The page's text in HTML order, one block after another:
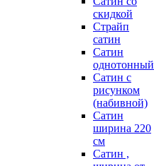
скидкой
Страйп
сатин
Сатин
однотонный
Сатин с
рисунком
(набивной)
Сатин
ширина 220
см
Сатин ,